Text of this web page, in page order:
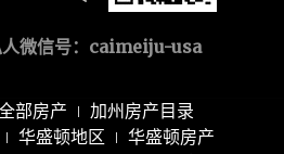
微信号： caimeiju-usa
部房产
加州房产目录
华盛顿地区
华盛顿房产